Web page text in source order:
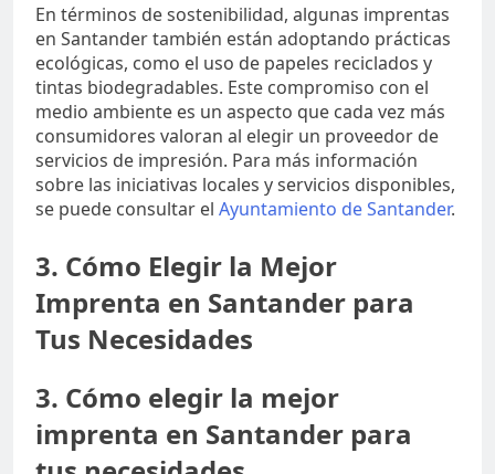
En términos de sostenibilidad, algunas imprentas
en Santander también están adoptando prácticas
ecológicas, como el uso de papeles reciclados y
tintas biodegradables. Este compromiso con el
medio ambiente es un aspecto que cada vez más
consumidores valoran al elegir un proveedor de
servicios de impresión. Para más información
sobre las iniciativas locales y servicios disponibles,
se puede consultar el Ayuntamiento de Santander.
3. Cómo Elegir la Mejor
Imprenta en Santander para
Tus Necesidades
3. Cómo elegir la mejor
imprenta en Santander para